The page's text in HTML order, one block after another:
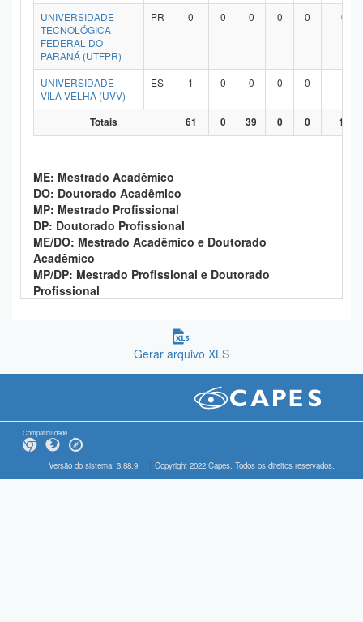
UNIVERSIDADE
TECNOLÓGICA
FEDERAL DO
PARANÁ (UTFPR)
PR 0 0 0 0 0 0
UNIVERSIDADE
VILA VELHA (UVV)
ES 1 0 0 0 0
Totais 61 0 39 0 0 19
ME: Mestrado Acadêmico
DO: Doutorado Acadêmico
MP: Mestrado Profissional
DP: Doutorado Profissional
ME/DO: Mestrado Acadêmico e Doutorado
Acadêmico
MP/DP: Mestrado Profissional e Doutorado
Profissional
Gerar arquivo XLS
Compatibilidade
Versão do sistema: 3.88.9 Copyright 2022 Capes. Todos os direitos reservados.